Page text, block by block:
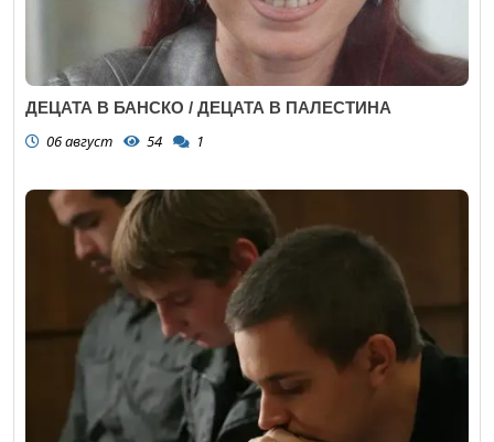
ДЕЦАТА В БАНСКО / ДЕЦАТА В ПАЛЕСТИНА
06 август 54 1